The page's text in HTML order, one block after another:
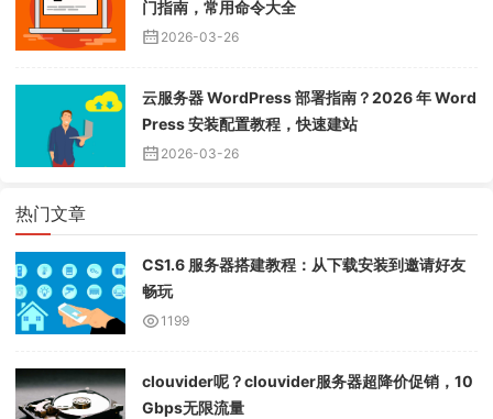
门指南，常用命令大全
2026-03-26
云服务器 WordPress 部署指南？2026 年 Word
Press 安装配置教程，快速建站
2026-03-26
热门文章
CS1.6 服务器搭建教程：从下载安装到邀请好友
畅玩
1199
clouvider呢？clouvider服务器超降价促销，10
Gbps无限流量